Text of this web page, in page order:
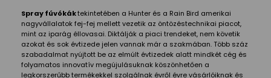
Spray fúvókáktekintetében a Hunter és a Rain Bird amerikai
nagyvállalatok fej-fej mellett vezetik az öntözéstechnikai piacot,
mint az iparág éllovasai. Diktálják a piaci trendeket, nem követik
azokat és sok évtizede jelen vannak már a szakmában. Több száz
szabadalmat nyújtott be az elmúlt évtizedek alatt mindkét cég és
folyamatos innovatív megújulásuknak köszönhetően a
legkorszerűbb termékekkel szolgálnak évről évre vásárlóiknak és